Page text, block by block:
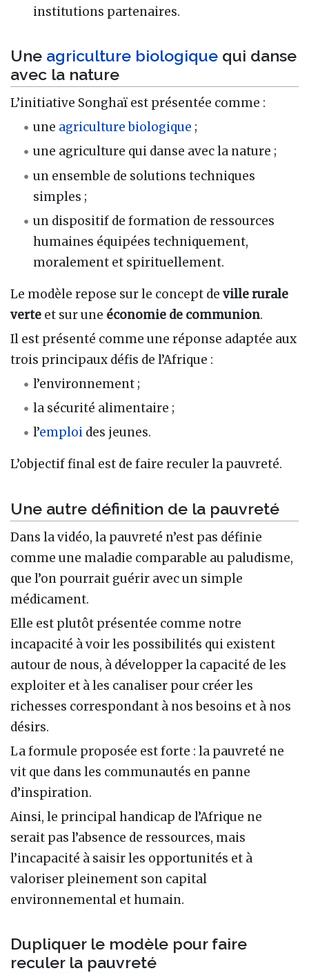
institutions partenaires.
Une agriculture biologique qui danse
avec la nature
L’initiative Songhaï est présentée comme :
une agriculture biologique ;
une agriculture qui danse avec la nature ;
un ensemble de solutions techniques
simples ;
un dispositif de formation de ressources
humaines équipées techniquement,
moralement et spirituellement.
Le modèle repose sur le concept de ville rurale
verte et sur une économie de communion.
Il est présenté comme une réponse adaptée aux
trois principaux défis de l’Afrique :
l’environnement ;
la sécurité alimentaire ;
l’emploi des jeunes.
L’objectif final est de faire reculer la pauvreté.
Une autre définition de la pauvreté
Dans la vidéo, la pauvreté n’est pas définie
comme une maladie comparable au paludisme,
que l’on pourrait guérir avec un simple
médicament.
Elle est plutôt présentée comme notre
incapacité à voir les possibilités qui existent
autour de nous, à développer la capacité de les
exploiter et à les canaliser pour créer les
richesses correspondant à nos besoins et à nos
désirs.
La formule proposée est forte : la pauvreté ne
vit que dans les communautés en panne
d’inspiration.
Ainsi, le principal handicap de l’Afrique ne
serait pas l’absence de ressources, mais
l’incapacité à saisir les opportunités et à
valoriser pleinement son capital
environnemental et humain.
Dupliquer le modèle pour faire
reculer la pauvreté